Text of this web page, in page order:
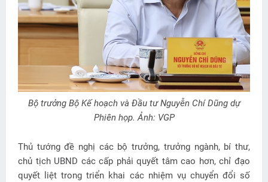
Bộ trưởng Bộ Kế hoạch và Đầu tư Nguyễn Chí Dũng dự
Phiên họp. Ảnh: VGP
Thủ tướng đề nghị các bộ trưởng, trưởng ngành, bí thư,
chủ tịch UBND các cấp phải quyết tâm cao hơn, chỉ đạo
quyết liệt trong triển khai các nhiệm vụ chuyển đổi số